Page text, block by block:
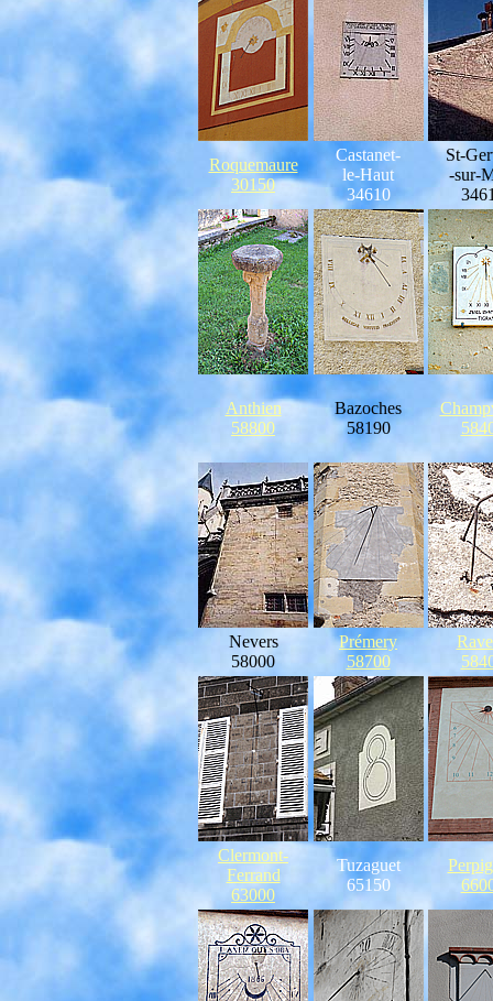
Roquemaure
30150
Castanet-
le-Haut
34610
St-
-sur-
Anthien
58800
Bazoches
58190
Nevers
58000
Prémery
58700
Clermont-
Ferrand
63000
Tuzaguet
65150